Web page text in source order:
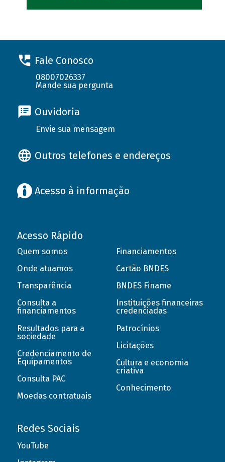
Fale Conosco
08007026337
Mande sua pergunta
Ouvidoria
Envie sua mensagem
Outros telefones e endereços
Acesso à informação
Acesso Rápido
Quem somos
Onde atuamos
Transparência
Consulta a
financiamentos
Resultados para a
sociedade
Credenciamento de
Equipamentos
Consulta PAC
Moedas contratuais
Financiamentos
Cartão BNDES
BNDES Finame
Instituições financeiras
credenciadas
Patrocínios
Licitações
Cultura e economia
criativa
Conhecimento
Redes Sociais
YouTube